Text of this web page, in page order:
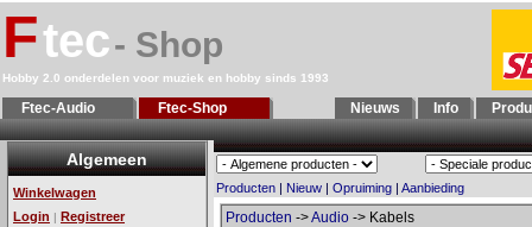
Ftec- Shop
Hobby 2.0 onderdelen voor muziek en hobby sinds 1993
Ftec-Audio Ftec-Shop Nieuws Info
Algemeen
Winkelwagen
Login | Registreer
Producten | Nieuw | Opruiming | Aanbieding
Producten ->Audio -> Kabels